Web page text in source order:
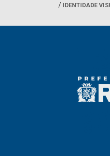
IDENTIDADE